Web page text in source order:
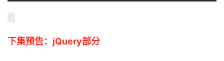
下集预告：jQuery部分